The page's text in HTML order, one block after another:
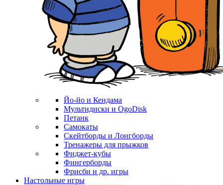
Йо-йо и Кендама
Мультидиски и OgoDisk
Петанк
Самокаты
Скейтборды и Лонгборды
Тренажеры для прыжков
Фиджет-кубы
Фингерборды
Фрисби и др. игры
Настольные игры